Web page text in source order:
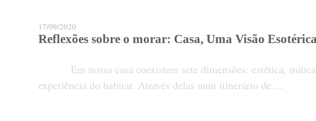
17/09/2020
Reflexões sobre o morar: Casa, Uma Visão Esotérica
Em nossa casa coexistem sete dimensões: estética,
experiência do habitar. Através delas num itinerário de ...